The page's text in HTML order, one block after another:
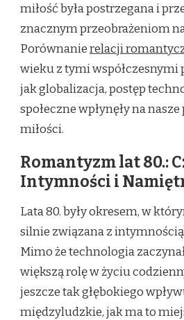
miłość była postrzegana i
znacznym przeobrażeniom
Porównanierelacji
wieku z tymi współczesnymi
jak globalizacja, postęp
społeczne wpłynęły na
miłości.
Romantyzm lat 80.:
Intymności i
Lata 80. były okresem, w
silnie związana z
Mimo że technologia
większą rolę w życiu
jeszcze tak głębokiego
międzyludzkie, jak ma to